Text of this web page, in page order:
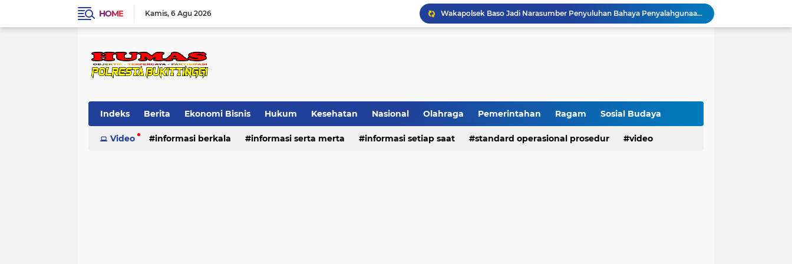
HOME Kamis 6 Agu 2026
Kasat Binmas Polresta Bukittinggi Berikan Penyuluhan Dampak Game Online dan Judi Online kepada Siswa Baru SMAN 1 Bukittinggi
Membangun Generasi Taat Aturan, Waka Polsek IV Koto Sosialisasikan Kesadaran Hukum dan Tertib Berlalu Lintas
Sikum Polresta Bukittinggi Berikan Penyuluhan Hukum tentang KUHP Terbaru di Akfar Imam Bonjol
Indeks Berita Ekonomi Bisnis Hukum Kesehatan Nasional Olahraga Pemerintahan Ragam Sosial Budaya
Standard Operasional Prosedur Video
Video informasi berkala informasi serta merta informasi setiap saat standard operasional prosedur video